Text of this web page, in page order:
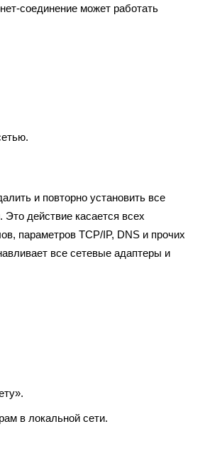
соединение может работать
и повторно установить все
действие касается всех
параметров TCP/IP, DNS и прочих
все сетевые адаптеры и
в локальной сети.